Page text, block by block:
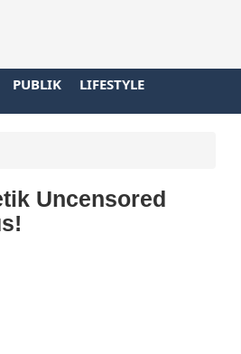
PUBLIK LIFESTYLE
Uncensored